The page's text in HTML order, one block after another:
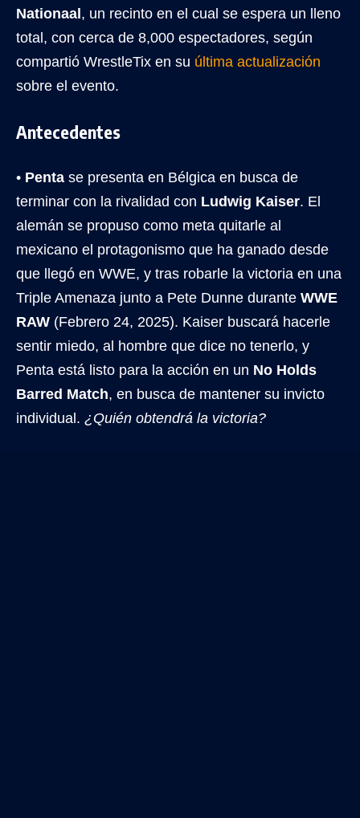
Nationaal, un recinto en el cual se espera un lleno
total, con cerca de 8,000 espectadores, según
compartió WrestleTix en su última actualización
sobre el evento.
Antecedentes
• Penta se presenta en Bélgica en busca de
terminar con la rivalidad con Ludwig Kaiser. El
alemán se propuso como meta quitarle al
mexicano el protagonismo que ha ganado desde
que llegó en WWE, y tras robarle la victoria en una
Triple Amenaza junto a Pete Dunne durante WWE
RAW (Febrero 24, 2025). Kaiser buscará hacerle
sentir miedo, al hombre que dice no tenerlo, y
Penta está listo para la acción en un No Holds
Barred Match, en busca de mantener su invicto
individual. ¿Quién obtendrá la victoria?